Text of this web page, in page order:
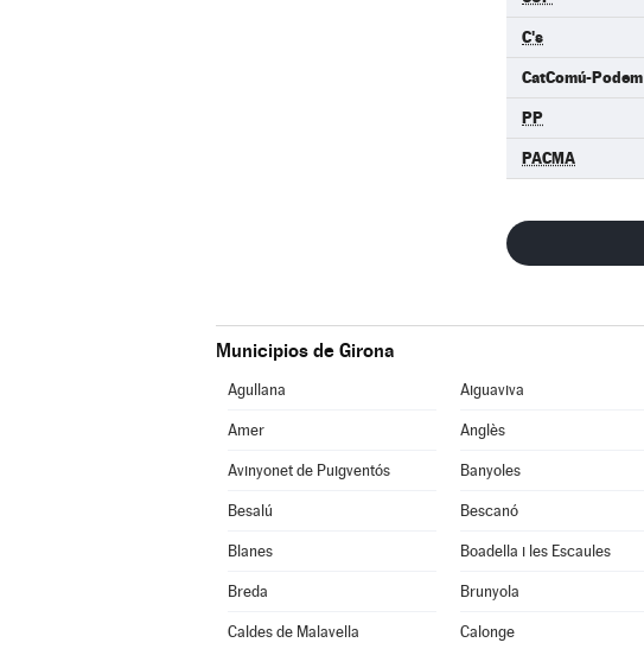
C's
CatComú-Podem
PP
PACMA
Municipios de Girona
Agullana Aiguaviva
Amer Anglès
Avinyonet de Puigventós Banyoles
Besalú Bescanó
Blanes Boadella i les Escaules
Breda Brunyola
Caldes de Malavella Calonge